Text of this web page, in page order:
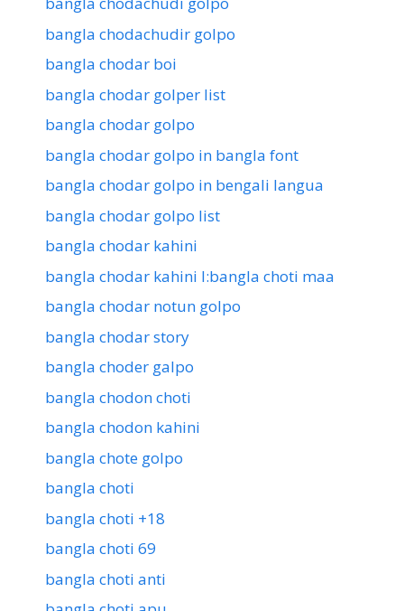
bangla chodachudir golpo
bangla chodar boi
bangla chodar golper list
bangla chodar golpo
bangla chodar golpo in bangla font
bangla chodar golpo in bengali langua
bangla chodar golpo list
bangla chodar kahini
bangla chodar kahini l:bangla choti maa
bangla chodar notun golpo
bangla chodar story
bangla choder galpo
bangla chodon choti
bangla chodon kahini
bangla chote golpo
bangla choti
bangla choti +18
bangla choti 69
bangla choti anti